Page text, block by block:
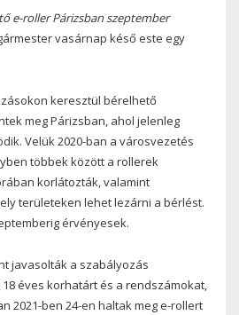
e-roller Párizsban szeptember
vasárnap késő este egy
keresztül bérelhető
meg Párizsban, ahol jelenleg
Velük 2020-ban a városvezetés
többek között a rollerek
korlátozták, valamint
területeken lehet lezárni a bérlést.
érvényesek.
javasolták a szabályozás
éves korhatárt és a rendszámokat,
2021-ben 24-en haltak meg e-rollert